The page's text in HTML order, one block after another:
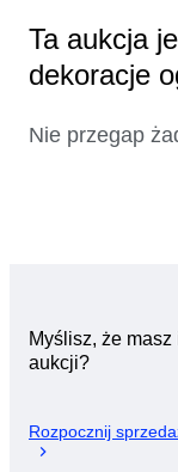
Ta aukcja
dekoracje
Nie przegap
Myślisz, że
aukcji?
Rozpocznij